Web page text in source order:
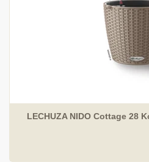
LECHUZA NIDO Cottage 28